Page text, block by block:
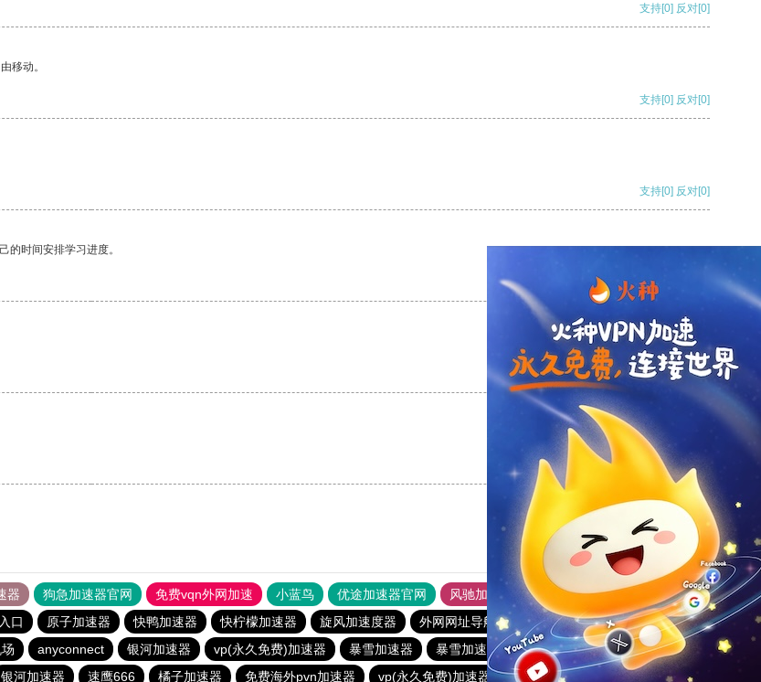
支持[0] 反对[0]
移动。
支持[0] 反对[0]
支持[0] 反对[0]
的时间安排学习进度。
支持
支持[0] 反对[0]
支持[0] 反对[0]
器 狗急加速器官网 免费vqn外网加速 小蓝鸟 优途加速器官网 风驰加速器
旋风加速器
口 原子加速器 快鸭加速器 快柠檬加速器 旋风加速度器 外网网址导航 软件中心
银河加速器
anyconnect 银河加速器 vp(永久免费)加速器 暴雪加速器 暴雪加速器 anyconnect
abc加速器
银河加速器 速鹰666 橘子加速器 免费海外pvn加速器 vp(永久免费)加速器 银河加速器 原子加速器